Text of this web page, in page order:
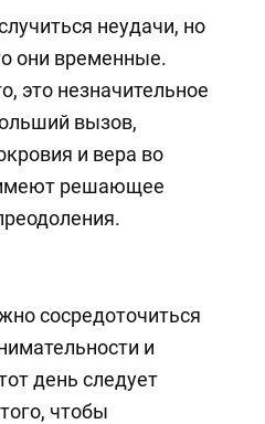
неудачи, но
они временные.
это незначительное
вызов,
и вера во
решающее
сосредоточиться
и
день следует
чтобы